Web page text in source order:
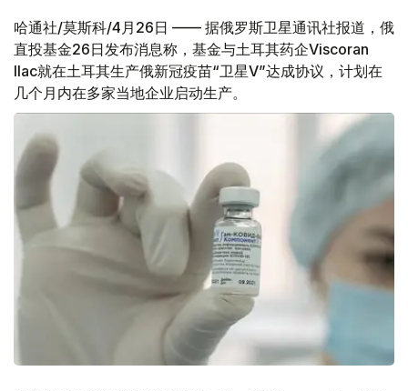
哈通社/莫斯科/4月26日 —— 据俄罗斯卫星通讯社报道，俄
直投基金26日发布消息称，基金与土耳其药企Viscoran
Ilac就在土耳其生产俄新冠疫苗“卫星V”达成协议，计划在
几个月内在多家当地企业启动生产。